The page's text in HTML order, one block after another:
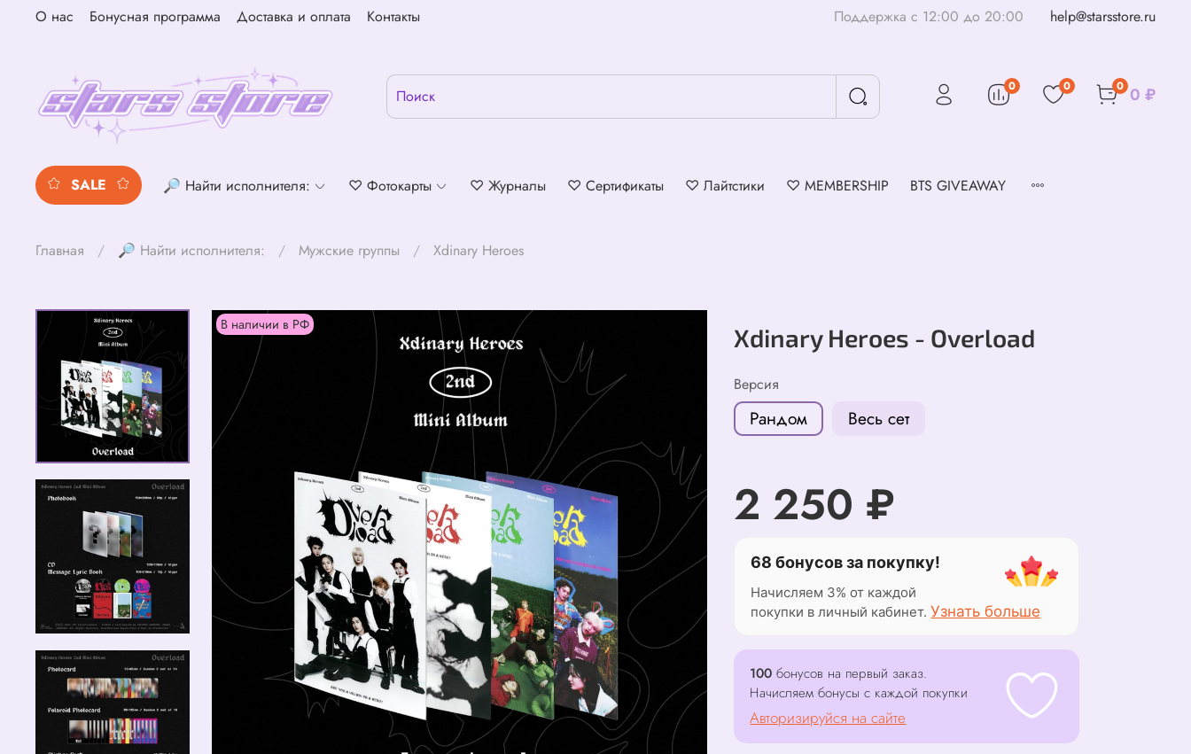
О нас Бонусная программа Доставка и оплата Контакты Поддержка с 12:00 до 20:00 help@starsstore.ru
0 0 0 0 ₽
SALE 🔎 Найти исполнителя: ♡ Фотокарты ♡ Журналы ♡ Сертификаты ♡ Лайтстики ♡ MEMBERSHIP BTS GIVEAWAY
Главная 🔎 Найти исполнителя: Мужские группы Xdinary Heroes
В наличии в РФ Xdinary Heroes - Overload
Версия
Рандом Весь сет
2 250 ₽
68 бонусов за покупку!
Начисляем 3% от каждой
покупки в личный кабинет.Узнать больше
100 бонусов на первый заказ.
Начисляем бонусы с каждой покупки
Авторизируйся на сайте